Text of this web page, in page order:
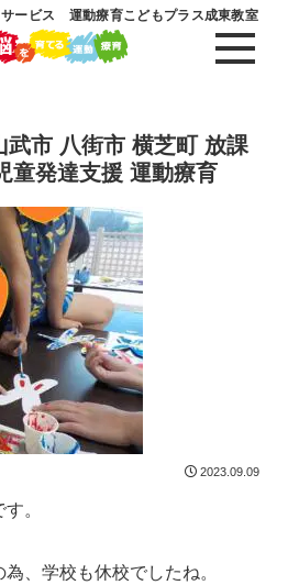
ービス 運動療育こどもプラス成東教室
市 八街市 横芝町 放課
童発達支援 運動療育
2023.09.09
。
、学校も休校でしたね。